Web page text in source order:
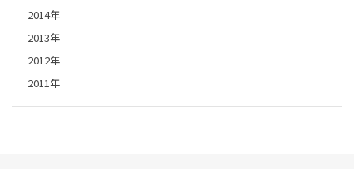
2014年
2013年
2012年
2011年